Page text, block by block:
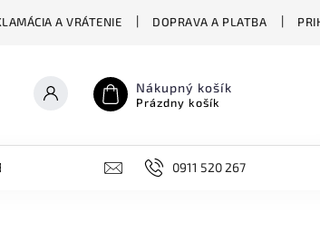
A VRÁTENIE DOPRAVA A PLATBA
Nákupný košík
Prázdny košík
KRYTY DOPLNKY STREET
0911 520 267